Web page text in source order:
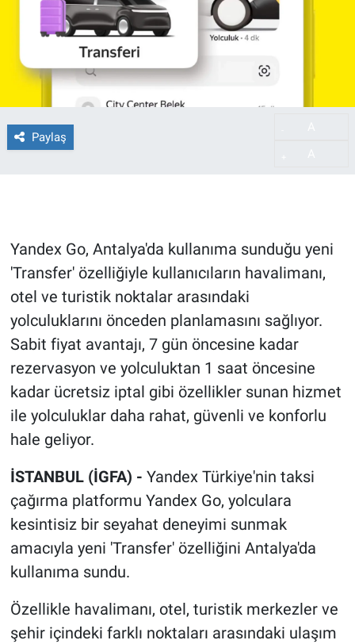
Paylaş
Yandex Go, Antalya'da kullanıma sunduğu yeni
'Transfer' özelliğiyle kullanıcıların havalimanı,
otel ve turistik noktalar arasındaki
yolculuklarını önceden planlamasını sağlıyor.
Sabit fiyat avantajı, 7 gün öncesine kadar
rezervasyon ve yolculuktan 1 saat öncesine
kadar ücretsiz iptal gibi özellikler sunan hizmet
ile yolculuklar daha rahat, güvenli ve konforlu
hale geliyor.
İSTANBUL (İGFA) - Yandex Türkiye'nin taksi
çağırma platformu Yandex Go, yolculara
kesintisiz bir seyahat deneyimi sunmak
amacıyla yeni 'Transfer' özelliğini Antalya'da
kullanıma sundu.
Özellikle havalimanı, otel, turistik merkezler ve
şehir içindeki farklı noktaları arasındaki ulaşım
Künye
Son Dakika Haberleri
Haber Arşivi